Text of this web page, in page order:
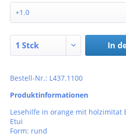
In
Bestell-Nr.: L437.1100
Produktinformationen
Lesehilfe in orange mit holzimitat
Etui
Form: rund